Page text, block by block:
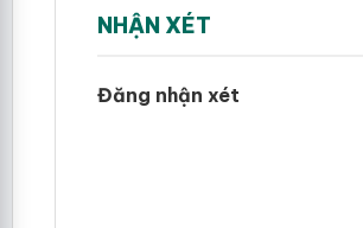
NHẬN XÉT
Đăng nhận xét